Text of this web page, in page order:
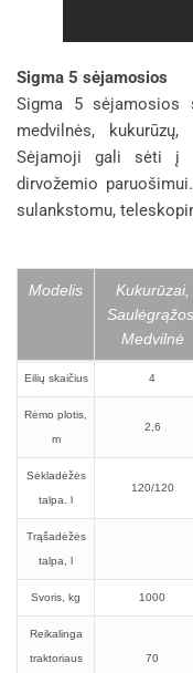
Sigma 5 sėjamosios
Sigma 5 sėjamosios
medvilnės,
Sėjamoji gali sėti į
dirvožemio
sulankstomu,
Modelis
Kukurūzai,
Medvilnė
Eilių skaičius 4
Rėmo plotis,
m
2,6
Sėkladėžės
talpa. l
120/120
Trąšadėžės
talpa, l
Svoris, kg 1000
Reikalinga
traktoriaus
70